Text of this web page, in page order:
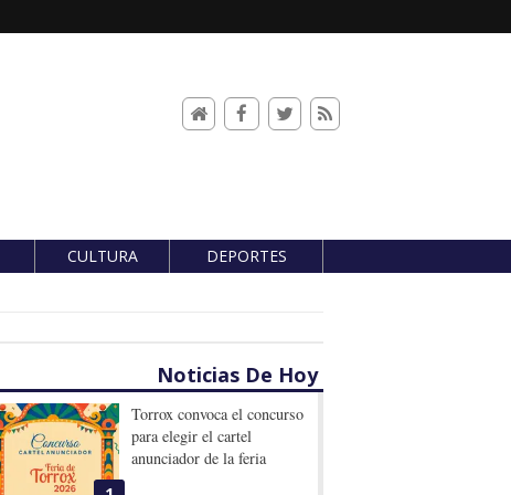
CULTURA DEPORTES
Noticias De Hoy
Torrox convoca el concurso
para elegir el cartel
anunciador de la feria